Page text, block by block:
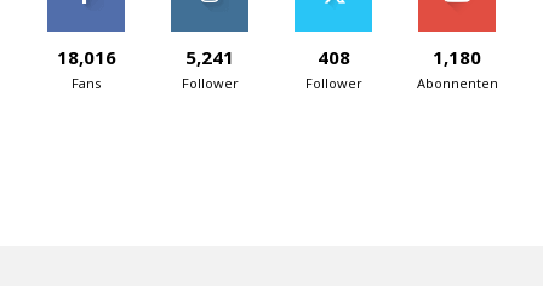
18,016
Fans
5,241
Follower
408
Follower
1,180
Abonnenten